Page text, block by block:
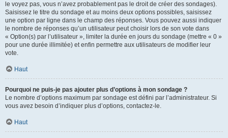
le voyez pas, vous n’avez probablement pas le droit de créer des sondages).
Saisissez le titre du sondage et au moins deux options possibles, saisissez
une option par ligne dans le champ des réponses. Vous pouvez aussi indiquer
le nombre de réponses qu’un utilisateur peut choisir lors de son vote dans
« Option(s) par l’utilisateur », limiter la durée en jours du sondage (mettre « 0 »
pour une durée illimitée) et enfin permettre aux utilisateurs de modifier leur
vote.
Haut
Pourquoi ne puis-je pas ajouter plus d’options à mon sondage ?
Le nombre d’options maximum par sondage est défini par l’administrateur. Si
vous avez besoin d’indiquer plus d’options, contactez-le.
Haut